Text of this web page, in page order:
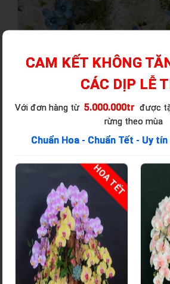
Bó Hoa Tươi - HT143
CAM KẾT KHÔNG
CÁC DỊP LỄ
Với đơn hàng từ 5.000.000tr được
rừng theo mùa
Chuẩn Hoa - Chuẩn Tết - Uy
HOA TẾT